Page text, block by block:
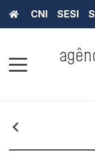
CNI SESI